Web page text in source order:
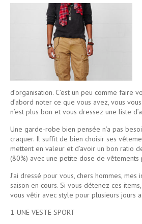
d’organisation. C’est un peu comme faire
d’abord noter ce que vous avez, vous
n’est plus bon et vous dressez une liste
Une garde-robe bien pensée n’a pas
craquer. Il suffit de bien choisir ses
mettent en valeur et d’avoir un bon ratio
(80%) avec une petite dose de vêtements
J’ai dressé pour vous, chers hommes,
saison en cours. Si vous détenez ces
vous vêtir avec style pour plusieurs jours
1-UNE VESTE SPORT